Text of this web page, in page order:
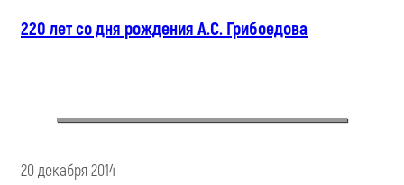
220 лет со дня рождения А.С. Грибоедова
20 декабря 2014